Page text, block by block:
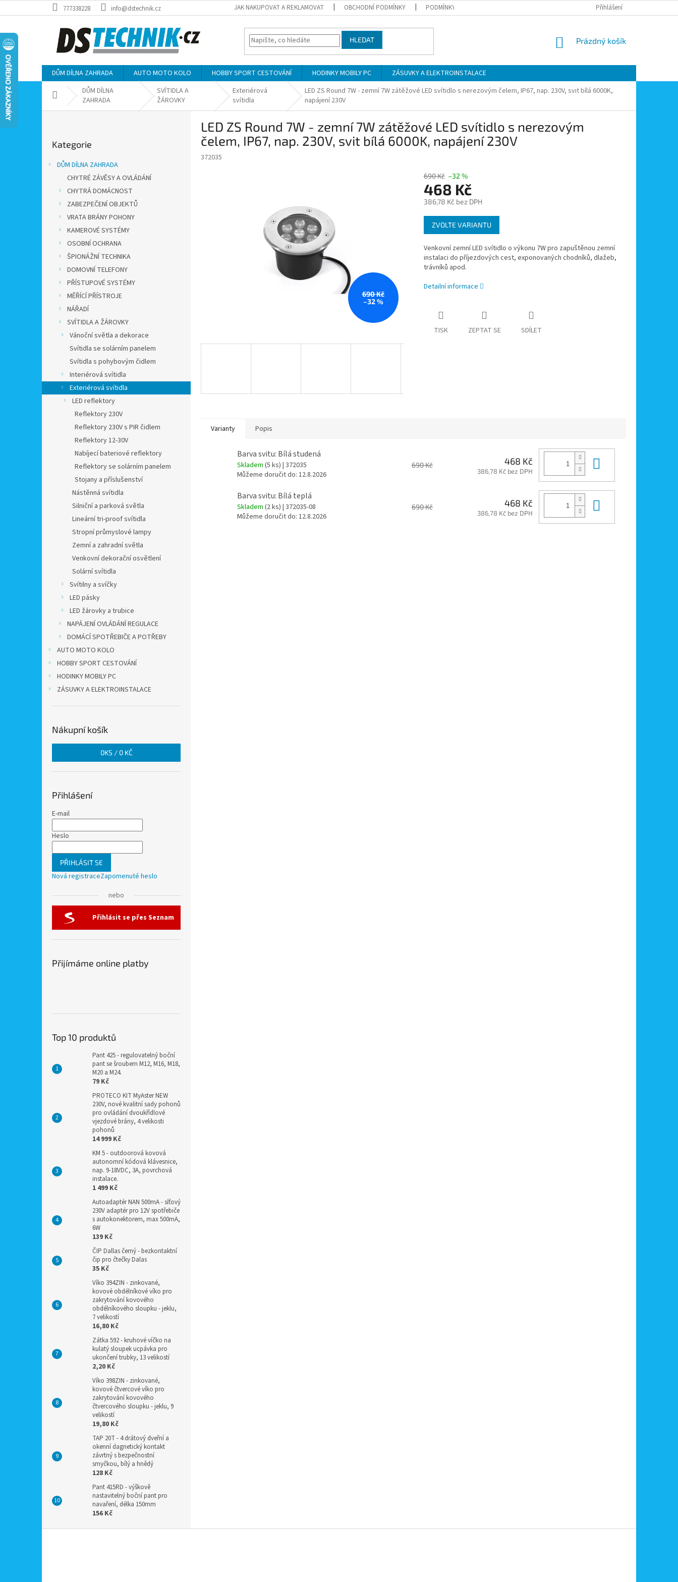
na
777338228 info@dstechnik.cz JAK NAKUPOVAT A REKLAMOVAT OBCHODNÍ PODMÍNKY PODMÍNKY OCHRANY OSOBNÍCH ÚDAJŮ MOJE OBJEDNÁVKA
Přihlášení
HLEDAT
NÁKUPNÍ
Prázdný košík
DŮM DÍLNA ZAHRADA AUTO MOTO KOLO HOBBY SPORT CESTOVÁNÍ HODINKY MOBILY PC ZÁSUVKY A ELEKTROINSTALACE
Domů DŮM DÍLNA
ZAHRADA
SVÍTIDLA A
ŽÁROVKY
Exteriérová
svítidla
LED ZS Round 7W - zemní 7W zátěžové LED svítidlo s nerezovým čelem, IP67, nap. 230V, svit bílá 6000K,
napájení 230V
kategorie
Kategorie
DŮM DÍLNA ZAHRADA
CHYTRÉ ZÁVĚSY A OVLÁDÁNÍ
CHYTRÁ DOMÁCNOST
ZABEZPEČENÍ OBJEKTŮ
VRATA BRÁNY POHONY
KAMEROVÉ SYSTÉMY
OSOBNÍ OCHRANA
ŠPIONÁŽNÍ TECHNIKA
DOMOVNÍ TELEFONY
PŘÍSTUPOVÉ SYSTÉMY
MĚŘÍCÍ PŘÍSTROJE
NÁŘADÍ
SVÍTIDLA A ŽÁROVKY
Vánoční světla a dekorace
Svítidla se solárním panelem
Svítidla s pohybovým čidlem
Interiérová svítidla
Exteriérová svítidla
LED reflektory
Reflektory 230V
Reflektory 230V s PIR čidlem
Reflektory 12-30V
Nabíjecí bateriové reflektory
Reflektory se solárním panelem
Stojany a příslušenství
Nástěnná svítidla
Silniční a parková světla
Lineární tri-proof svítidla
Stropní průmyslové lampy
Zemní a zahradní světla
Venkovní dekorační osvětlení
Solární svítidla
Svítilny a svíčky
LED pásky
LED žárovky a trubice
NAPÁJENÍ OVLÁDÁNÍ REGULACE
DOMÁCÍ SPOTŘEBIČE A POTŘEBY
AUTO MOTO KOLO
HOBBY SPORT CESTOVÁNÍ
HODINKY MOBILY PC
ZÁSUVKY A ELEKTROINSTALACE
Nákupní košík
0KS / 0 KČ
Přihlášení
E-mail
Heslo
PŘIHLÁSIT SE
Nová registraceZapomenuté heslo
nebo
Přihlásit se přes Seznam
Přijímáme online platby
Top 10 produktů
Pant 425 - regulovatelný boční
pant se šroubem M12, M16, M18,
M20 a M24.
79 Kč
PROTECO KIT MyAster NEW
230V, nové kvalitní sady pohonů
pro ovládání dvoukřídlové
vjezdové brány, 4 velikosti
pohonů
14 999 Kč
KM 5 - outdoorová kovová
autonomní kódová klávesnice,
nap. 9-18VDC, 3A, povrchová
instalace.
1 499 Kč
Autoadaptér NAN 500mA - síťový
230V adaptér pro 12V spotřebiče
s autokonektorem, max 500mA,
6W
139 Kč
ČIP Dallas černý - bezkontaktní
čip pro čtečky Dalas
35 Kč
Víko 394ZIN - zinkované,
kovové obdélníkové víko pro
zakrytování kovového
obdélníkového sloupku - jeklu,
7 velikostí
16,80 Kč
Zátka 592 - kruhové víčko na
kulatý sloupek ucpávka pro
ukončení trubky, 13 velikostí
2,20 Kč
Víko 398ZIN - zinkované,
kovové čtvercové víko pro
zakrytování kovového
čtvercového sloupku - jeklu, 9
velikostí
19,80 Kč
TAP 20T - 4 drátový dveřní a
okenní dagnetický kontakt
závrtný s bezpečnostní
smyčkou, bílý a hnědý
128 Kč
Pant 415RD - výškově
nastavitelný boční pant pro
navaření, délka 150mm
156 Kč
LED ZS Round 7W - zemní 7W zátěžové LED svítidlo s nerezovým
čelem, IP67, nap. 230V, svit bílá 6000K, napájení 230V
372035
690 Kč
–32 %
690 Kč –32 %
468 Kč
386,78 Kč bez DPH
Měrná
cena:
ZVOLTE VARIANTU
Venkovní zemní LED svítidlo o výkonu 7W pro zapuštěnou zemní
instalaci do příjezdových cest, exponovaných chodníků, dlažeb,
trávníků apod.
Detailní informace
TISK ZEPTAT SE SDÍLET
Varianty Popis
Barva svitu: Bílá studená
Skladem (5 ks) | 372035
Můžeme doručit do: 12.8.2026
690 Kč 468 Kč
386,78 Kč bez DPH
Barva svitu: Bílá teplá
Skladem (2 ks) | 372035-08
Můžeme doručit do: 12.8.2026
690 Kč 468 Kč
386,78 Kč bez DPH